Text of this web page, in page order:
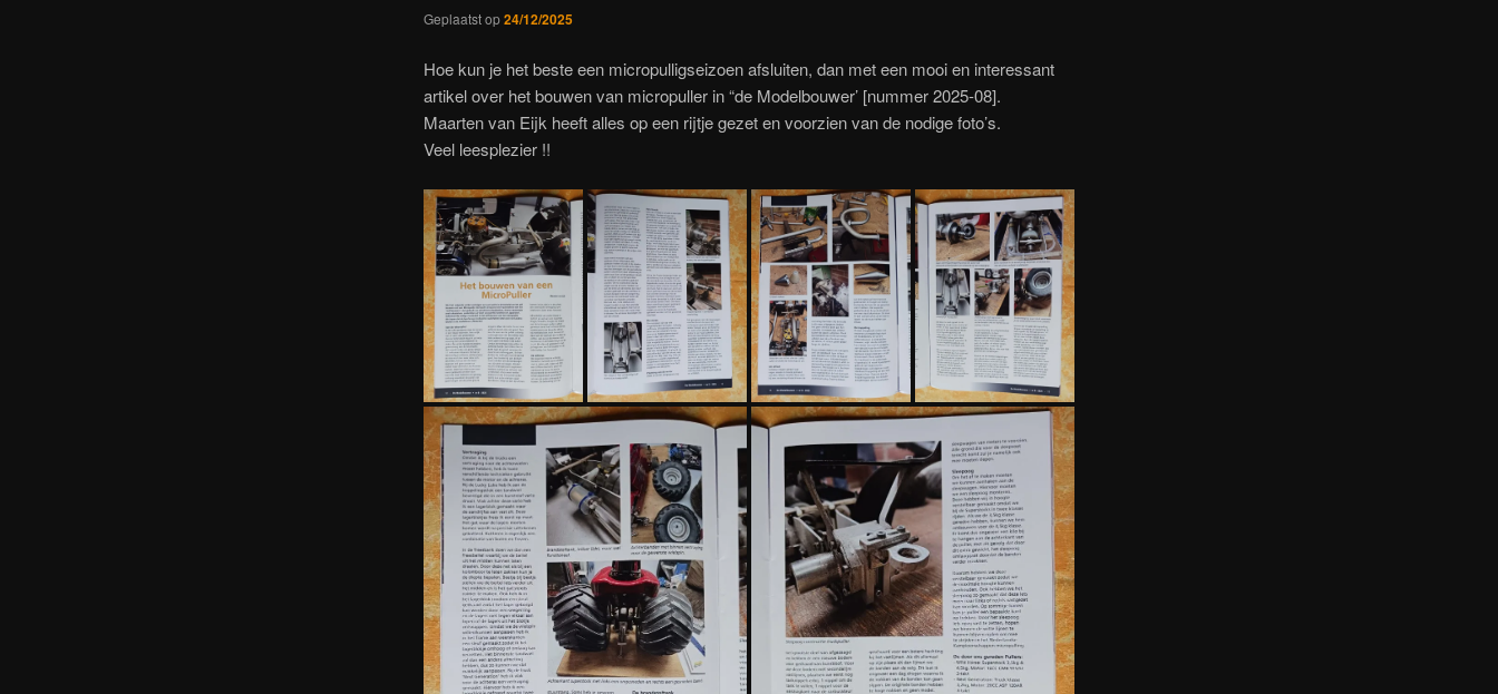
Geplaatst op24/12/2025
Hoe kun je het beste een micropulligseizoen afsluiten, dan met een mooi en interessant
artikel over het bouwen van micropuller in “de Modelbouwer’ [nummer 2025-08].
Maarten van Eijk heeft alles op een rijtje gezet en voorzien van de nodige foto’s.
Veel leesplezier !!